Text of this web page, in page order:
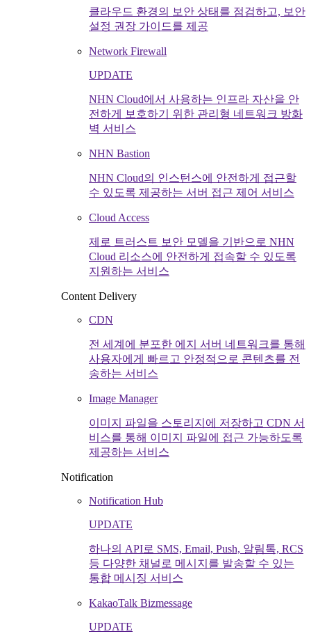
클라우드 환경의 보안 상태를 점검하고, 보안
설정 권장 가이드를 제공
Network Firewall
UPDATE
NHN Cloud에서 사용하는 인프라 자산을 안
전하게 보호하기 위한 관리형 네트워크 방화
벽 서비스
NHN Bastion
NHN Cloud의 인스턴스에 안전하게 접근할
수 있도록 제공하는 서버 접근 제어 서비스
Cloud Access
제로 트러스트 보안 모델을 기반으로 NHN
Cloud 리소스에 안전하게 접속할 수 있도록
지원하는 서비스
Content Delivery
CDN
전 세계에 분포한 에지 서버 네트워크를 통해
사용자에게 빠르고 안정적으로 콘텐츠를 전
송하는 서비스
Image Manager
이미지 파일을 스토리지에 저장하고 CDN 서
비스를 통해 이미지 파일에 접근 가능하도록
제공하는 서비스
Notification
Notification Hub
UPDATE
하나의 API로 SMS, Email, Push, 알림톡, RCS
등 다양한 채널로 메시지를 발송할 수 있는
통합 메시징 서비스
KakaoTalk Bizmessage
UPDATE